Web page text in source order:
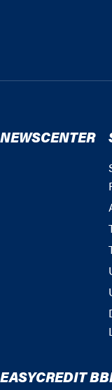
NEWSCENTER
EASYCREDIT